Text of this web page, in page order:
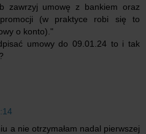
zawrzyj umowę z bankiem oraz
(w praktyce robi się to
o konto)."
umowy do 09.01.24 to i tak
a nie otrzymałam nadal pierwszej